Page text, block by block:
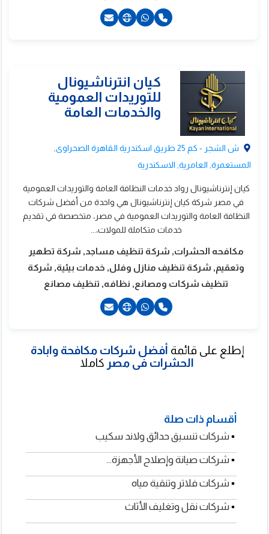
سيرفس للخدمات
ش الشجر - كم 25 طريق اسكندرية القاهرة الصحراوى,
المستعمرة, العامرية, الاسكندرية
كيان إنترناشيونال رواد خدمات النظافة العامة والتوريدات العمومية
في مصر شركة كيان إنترناشيونال هي واحدة من أفضل شركات
النظافة العامة والتوريدات العمومية في مصر، متخصصة في تقديم
خدمات متكاملة للمولات،...
مكافحه الحشرات, شركة تنظيف مساجد, شركة تطهير
وتعقيم, شركة تنظيف منازل وفلل, خدمات بيئية, شركة
تنظيف شركات ومصانع, نظافه, تنظيف مصانع
إطلع على قائمة أفضل شركات مكافحة وابادة
الحشرات فى مصر كاملا
أقسام ذات صلة
▪
شركات تنسيق حدائق ولاند سكيب
▪
شركات صيانة وإصلاح الأجهزة...
▪
شركات فلاتر وتنقية مياه
▪
شركات نقل وتغليف الأثاث